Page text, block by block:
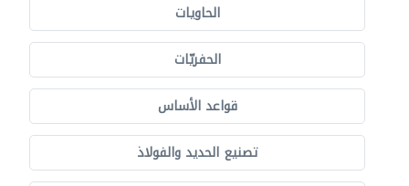
الحاويات
الحفريّات
قواعد الأساس
تصنيع الحديد والفولاذ